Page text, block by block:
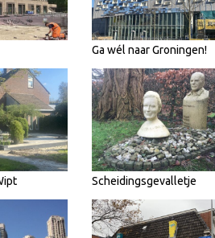
Ga wél naar Groningen!
Scheidingsgevalletje